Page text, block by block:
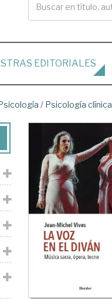
EDITORIALES
/ Psicología clínica